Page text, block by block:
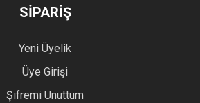
GÖNDER
SİPARİŞ
Yeni Üyelik
Üye Girişi
Şifremi Unuttum